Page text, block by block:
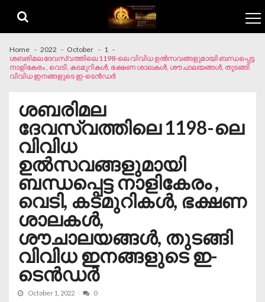
Home 2022 October
1
ശബരിമല ദേവസ്വത്തിലെ 1198-ലെ വിവിധ ഉൽസവങ്ങളുമായി ബന്ധപ്പെട്ട
നാളികേരം , വെടി, കടമുറികൾ, ഭക്ഷണ ശാലകൾ, ശൗചാലയങ്ങൾ, തുടങ്ങി
വിവിധ ഇനങ്ങളുടെ ഇ-ടെൻഡർ
ശബരിമല
ദേവസ്വത്തിലെ 1198-ലെ
വിവിധ
ഉൽസവങ്ങളുമായി
ബന്ധപ്പെട്ട നാളികേരം ,
വെടി, കടമുറികൾ, ഭക്ഷണ
ശാലകൾ,
ശൗചാലയങ്ങൾ, തുടങ്ങി
വിവിധ ഇനങ്ങളുടെ ഇ-
ടെൻഡർ
October 1, 2022 0